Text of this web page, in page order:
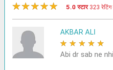
★★★★★ 5.0 स्टार 323
AKBAR ALI
★ ★ ★ ★ ★
Abi dr sab ne